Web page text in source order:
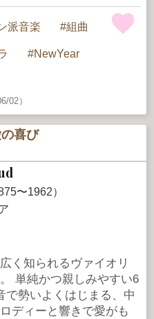
派音楽 組曲
NewYear
02）
喜び
〜1962）
く知られるヴァイオリ
単純かつ親しみやすい6
で勢いよくはじまる、中
ディーと響きで愛がも